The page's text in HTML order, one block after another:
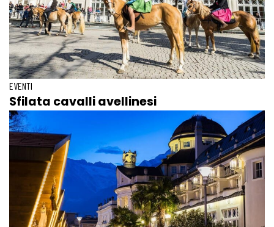
EVENTI
Sfilata cavalli avellinesi